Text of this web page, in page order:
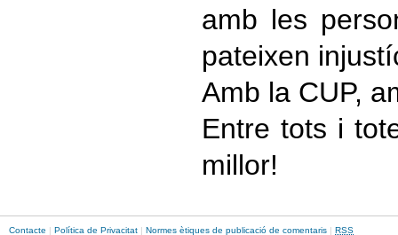
amb les
pateixen
Amb la CUP,
Entre tots i
millor!
Contacte | Política de Privacitat | Normes ètiques de publicació de comentaris | RSS